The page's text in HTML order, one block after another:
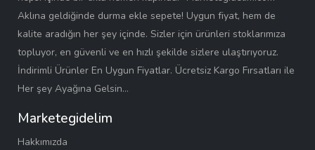
Aklına geldiğinde durma ekle sepete! Uygun fiyat, hem de
kalite aradığın her şey içinde. Sizler için ürünleri stoklarımıza
topluyor, en güvenli ve en hızlı şekilde sizlere ulaştırıyoruz.
İndirimli Ürünler En Uygun Fiyatlar. Ücretsiz Kargo Fırsatları ile
Her şey Ayağına Gelsin…
Marketegidelim
Hakkımızda